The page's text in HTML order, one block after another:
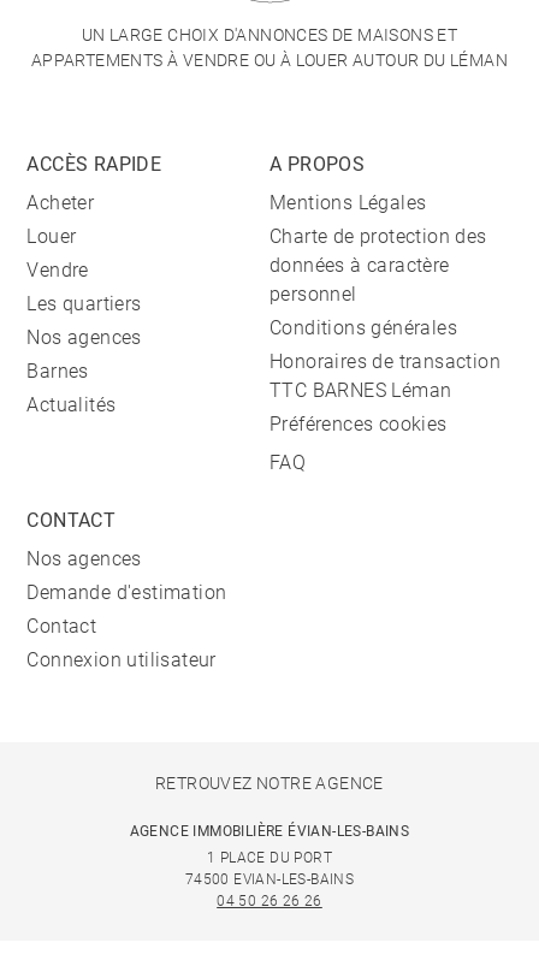
UN LARGE CHOIX D'ANNONCES DE MAISONS ET
APPARTEMENTS À VENDRE OU À LOUER AUTOUR DU LÉMAN
ACCÈS RAPIDE
Acheter
Louer
Vendre
Les quartiers
Nos agences
Barnes
Actualités
A PROPOS
Mentions Légales
Charte de protection des
données à caractère
personnel
Conditions générales
Honoraires de transaction
TTC BARNES Léman
Préférences cookies
FAQ
CONTACT
Nos agences
Demande d'estimation
Contact
Connexion utilisateur
RETROUVEZ NOTRE AGENCE
AGENCE IMMOBILIÈRE ÉVIAN-LES-BAINS
1 PLACE DU PORT
74500 EVIAN-LES-BAINS
04 50 26 26 26